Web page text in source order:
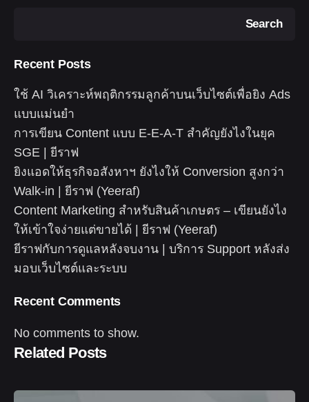
Search
Recent Posts
ใช้ AI วิเคราะห์พฤติกรรมลูกค้าบนเว็บไซต์เพื่อยิง Ads
แบบแม่นยำ
การเขียน Content แบบ E-E-A-T สำคัญยังไงในยุค
SGE | ยีราฟ
ยิงแอดให้ธุรกิจอสังหาฯ ยังไงให้ Conversion สูงกว่า
Walk-in | ยีราฟ (Yeeraf)
Content Marketing สำหรับสินค้าเกษตร – เขียนยังไง
ให้เข้าใจง่ายแต่ขายได้ | ยีราฟ (Yeeraf)
ยีราฟกับการดูแลหลังจบงาน | บริการ Support หลังส่ง
มอบเว็บไซต์และระบบ
Recent Comments
No comments to show.
Related Posts